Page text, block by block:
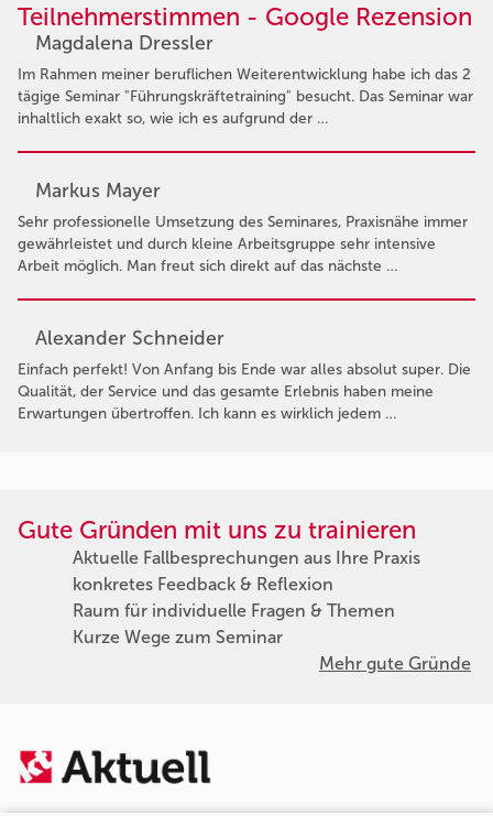
Teilnehmerstimmen - Google Rezension
Magdalena Dressler
Im Rahmen meiner beruflichen Weiterentwicklung habe ich das 2
tägige Seminar "Führungskräftetraining" besucht. Das Seminar war
inhaltlich exakt so, wie ich es aufgrund der …
Markus Mayer
Sehr professionelle Umsetzung des Seminares, Praxisnähe immer
gewährleistet und durch kleine Arbeitsgruppe sehr intensive
Arbeit möglich. Man freut sich direkt auf das nächste …
Alexander Schneider
Einfach perfekt! Von Anfang bis Ende war alles absolut super. Die
Qualität, der Service und das gesamte Erlebnis haben meine
Erwartungen übertroffen. Ich kann es wirklich jedem …
Gute Gründen mit uns zu trainieren
Aktuelle Fallbesprechungen aus Ihre Praxis
konkretes Feedback & Reflexion
Raum für individuelle Fragen & Themen
Kurze Wege zum Seminar
Mehr gute Gründe